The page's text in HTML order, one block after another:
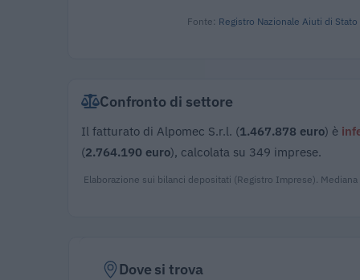
Fonte: Registro Nazionale Aiuti di Stato
Confronto di settore
Il fatturato di Alpomec S.r.l. (1.467.878 euro) è
(2.764.190 euro), calcolata su 349 imprese.
Elaborazione sui bilanci depositati (Registro Imprese). Mediana
Dove si trova